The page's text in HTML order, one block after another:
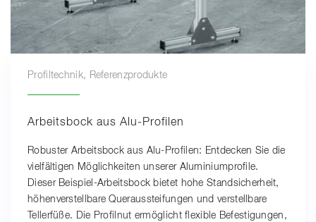
Profiltechnik, Referenzprodukte
Arbeitsbock aus Alu-Profilen
Robuster Arbeitsbock aus Alu-Profilen: Entdecken Sie die
vielfältigen Möglichkeiten unserer Aluminiumprofile.
Dieser Beispiel-Arbeitsbock bietet hohe Standsicherheit,
höhenverstellbare Queraussteifungen und verstellbare
Tellerfüße. Die Profilnut ermöglicht flexible Befestigungen,